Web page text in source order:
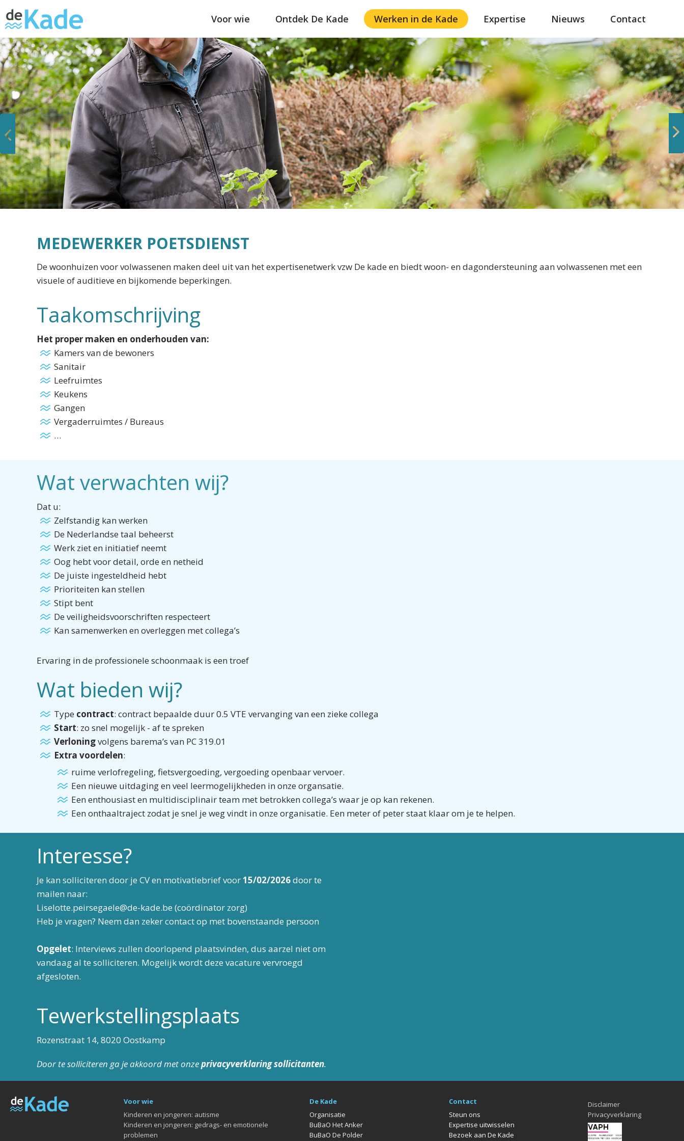
Voor wie Ontdek De Kade Werken in de Kade Expertise Nieuws Contact
Vorige
Volgende
MEDEWERKER POETSDIENST
De woonhuizen voor volwassenen maken deel uit van het expertisenetwerk vzw De kade en biedt woon- en dagondersteuning aan volwassenen met een
visuele of auditieve en bijkomende beperkingen.
Taakomschrijving
Het proper maken en onderhouden van:
Kamers van de bewoners
Sanitair
Leefruimtes
Keukens
Gangen
Vergaderruimtes / Bureaus
…
Wat verwachten wij?
Dat u:
Zelfstandig kan werken
De Nederlandse taal beheerst
Werk ziet en initiatief neemt
Oog hebt voor detail, orde en netheid
De juiste ingesteldheid hebt
Prioriteiten kan stellen
Stipt bent
De veiligheidsvoorschriften respecteert
Kan samenwerken en overleggen met collega’s
Ervaring in de professionele schoonmaak is een troef
Wat bieden wij?
Type contract: contract bepaalde duur 0.5 VTE vervanging van een zieke collega
Start: zo snel mogelijk - af te spreken
Verloningvolgens barema’s van PC 319.01
Extra voordelen:
ruime verlofregeling, fietsvergoeding, vergoeding openbaar vervoer.
Een nieuwe uitdaging en veel leermogelijkheden in onze organsatie.
Een enthousiast en multidisciplinair team met betrokken collega’s waar je op kan rekenen.
Een onthaaltraject zodat je snel je weg vindt in onze organisatie. Een meter of peter staat klaar om je te helpen.
Interesse?
Je kan solliciteren door je CV en motivatiebrief voor15/02/2026door te
mailen naar:
Liselotte.peirsegaele@de-kade.be (coördinator zorg)
Heb je vragen? Neem dan zeker contact op met bovenstaande persoon
Opgelet: Interviews zullen doorlopend plaatsvinden, dus aarzel niet om
vandaag al te solliciteren. Mogelijk wordt deze vacature vervroegd
afgesloten.
Tewerkstellingsplaats
Rozenstraat 14, 8020 Oostkamp
Door te solliciteren ga je akkoord met onzeprivacyverklaring sollicitanten.
Voor wie
Kinderen en jongeren: autisme
Kinderen en jongeren: gedrags- en emotionele
problemen
De Kade
Organisatie
BuBaO Het Anker
BuBaO De Polder
Contact
Steun ons
Expertise uitwisselen
Bezoek aan De Kade
Disclaimer
Privacyverklaring